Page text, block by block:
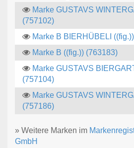
Marke GUSTAVS
(757102)
Marke B BIERHÜBELI
Marke B ((fig.)) (763183)
Marke GUSTAVS
(757104)
Marke GUSTAVS
(757186)
» Weitere Marken im
GmbH